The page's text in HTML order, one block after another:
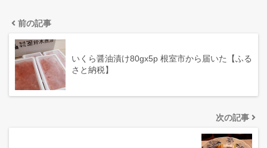
前の記事
いくら醤油漬け80gx5p 根室市から届いた【ふる
さと納税】
次の記事